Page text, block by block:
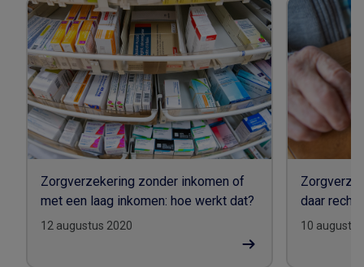
Zorgverzekering zonder inkomen of
met een laag inkomen: hoe werkt dat?
12 augustus 2020
daar recht
10